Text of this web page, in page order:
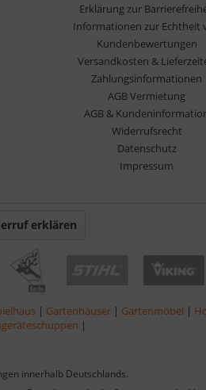
Erklärung zur
Informationen zur Echtheit
Kundenbewertungen
Versandkosten &
Zahlungsinformationen
AGB Vermietung
AGB &
Widerrufsrecht
Datenschutz
Impressum
erklären
| Gartenhäuser | Gartenmöbel |
|
innerhalb Deutschlands.